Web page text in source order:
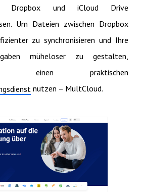
Dropbox und iCloud Drive
Um Dateien zwischen Dropbox
zu synchronisieren und Ihre
müheloser zu gestalten,
einen praktischen
nutzen – MultCloud.